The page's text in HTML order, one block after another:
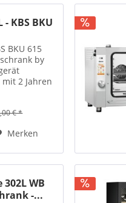
- KBS BKU
BKU 615
by
2 Jahren
€ *
Merken
WB
-...